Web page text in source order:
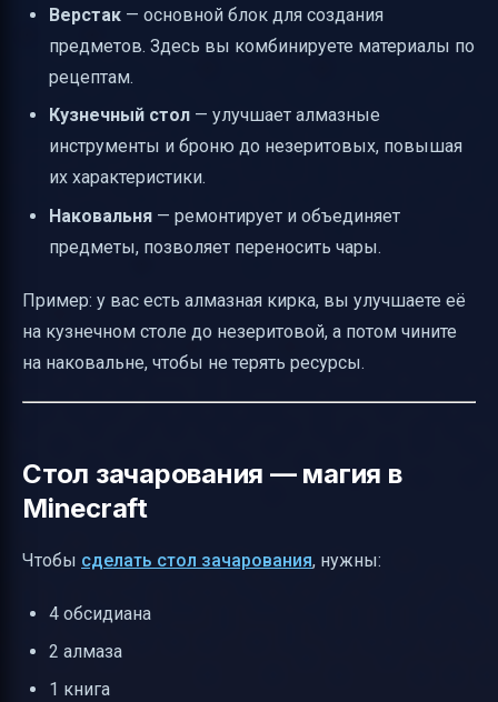
Верстак — основной блок для создания
предметов. Здесь вы комбинируете материалы по
рецептам.
Кузнечный стол — улучшает алмазные
инструменты и броню до незеритовых, повышая
их характеристики.
Наковальня — ремонтирует и объединяет
предметы, позволяет переносить чары.
Пример: у вас есть алмазная кирка, вы улучшаете её
на кузнечном столе до незеритовой, а потом чините
на наковальне, чтобы не терять ресурсы.
Стол зачарования — магия в
Minecraft
Чтобы сделать стол зачарования, нужны:
4 обсидиана
2 алмаза
1 книга